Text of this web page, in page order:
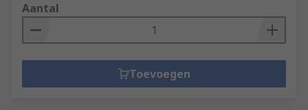
Aantal
Toevoegen